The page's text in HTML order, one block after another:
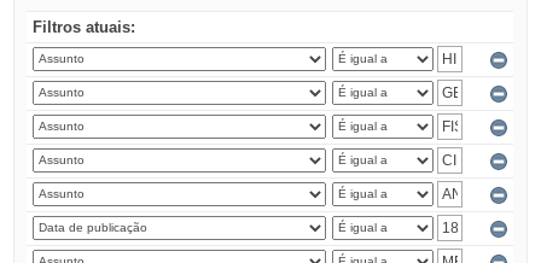
Filtros atuais: